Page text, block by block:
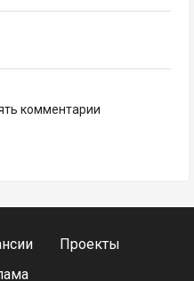
комментарии
Проекты